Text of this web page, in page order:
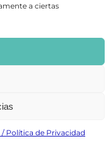
a ciertas
/ Política de Privacidad
especializada
de Madrid, gratuita y
además de otros
ocio de la capital.
Future